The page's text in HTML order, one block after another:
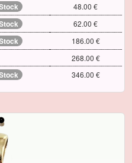
48.00 €
62.00 €
186.00 €
268.00 €
346.00 €